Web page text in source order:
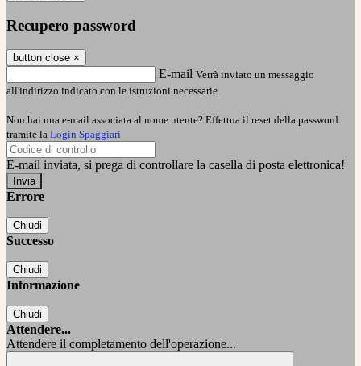
Recupero password
button close ×
E-mail Verrà inviato un messaggio
all'indirizzo indicato con le istruzioni necessarie.
Non hai una e-mail associata al nome utente? Effettua il reset della password
tramite la Login Spaggiari
E-mail inviata, si prega di controllare la casella di posta elettronica!
Errore
Chiudi
Successo
Chiudi
Informazione
Chiudi
Attendere...
Attendere il completamento dell'operazione...